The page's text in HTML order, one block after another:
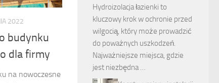
2022
budynku
dla firmy
na nowoczesne
Hydroizolacja łazienki to
kluczowy krok w ochronie przed
wilgocią, który może prowadzić
do poważnych uszkodzeń.
Najważniejsze miejsca, gdzie
jest niezbędna …